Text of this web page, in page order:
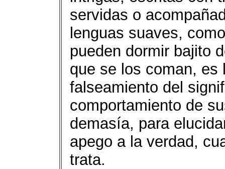
servidas o
lenguas suaves,
pueden dormir bajito
que se los coman, es
falseamiento del
comportamiento de
demasía, para
apego a la verdad,
trata.